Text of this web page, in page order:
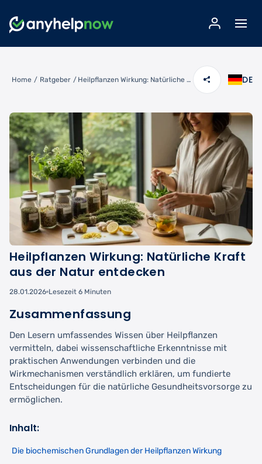
Home / Ratgeber / Heilpflanzen Wirkung: Natürliche Kraft aus der Natur entdecken DE
Heilpflanzen Wirkung: Natürliche Kraft
aus der Natur entdecken
28.01.2026 Lesezeit 6 Minuten
Zusammenfassung
Den Lesern umfassendes Wissen über Heilpflanzen
vermitteln, dabei wissenschaftliche Erkenntnisse mit
praktischen Anwendungen verbinden und die
Wirkmechanismen verständlich erklären, um fundierte
Entscheidungen für die natürliche Gesundheitsvorsorge zu
ermöglichen.
Inhalt:
Die biochemischen Grundlagen der Heilpflanzen Wirkung